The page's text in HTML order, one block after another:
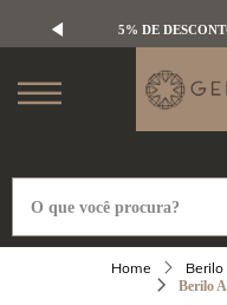
5% DE
Berilo
Berilo